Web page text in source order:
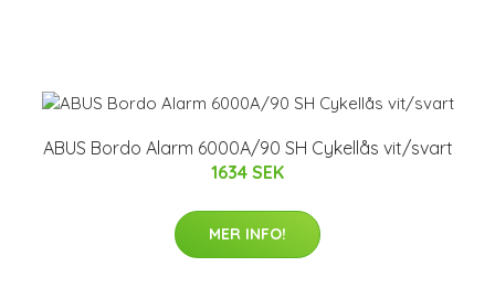
ABUS Bordo Alarm 6000A/90 SH Cykellås vit/svart
1634 SEK
MER INFO!